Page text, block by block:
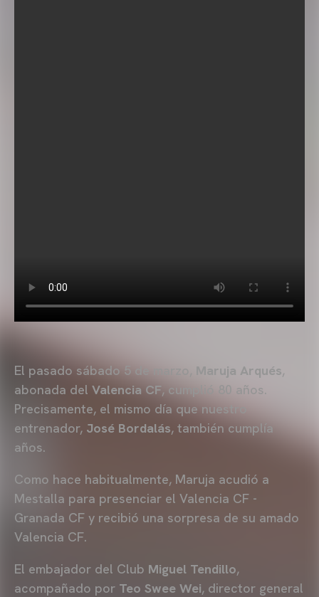
El pasado sábado 5 de marzo, Maruja Arqués,
abonada del Valencia CF, cumplió 80 años.
Precisamente, el mismo día que nuestro
entrenador, José Bordalás, también cumplía
años.
Como hace habitualmente, Maruja acudió a
Mestalla para presenciar el Valencia CF -
Granada CF y recibió una sorpresa de su amado
Valencia CF.
El embajador del Club Miguel Tendillo,
acompañado por Teo Swee Wei, director general